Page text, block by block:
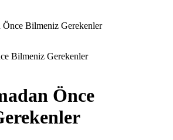
Bilmeniz Gerekenler
Önce